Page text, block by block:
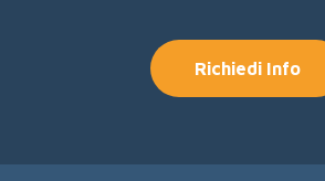
Richiedi Info